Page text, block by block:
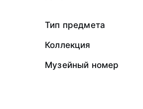
Тип предмета
Коллекция
Музейный номер